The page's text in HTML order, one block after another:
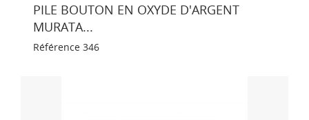
PILE BOUTON EN OXYDE D'ARGENT
MURATA...
Référence 346